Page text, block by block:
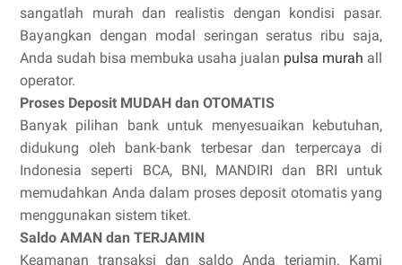
sangatlah murah dan realistis dengan kondisi pasar.
Bayangkan dengan modal seringan seratus ribu saja,
Anda sudah bisa membuka usaha jualan pulsa murah all
operator.
Proses Deposit MUDAH dan OTOMATIS
Banyak pilihan bank untuk menyesuaikan kebutuhan,
didukung oleh bank-bank terbesar dan terpercaya di
Indonesia seperti BCA, BNI, MANDIRI dan BRI untuk
memudahkan Anda dalam proses deposit otomatis yang
menggunakan sistem tiket.
Saldo AMAN dan TERJAMIN
Keamanan transaksi dan saldo Anda terjamin. Kami